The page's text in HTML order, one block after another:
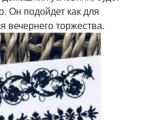
Он подойдет как для
вечернего торжества.